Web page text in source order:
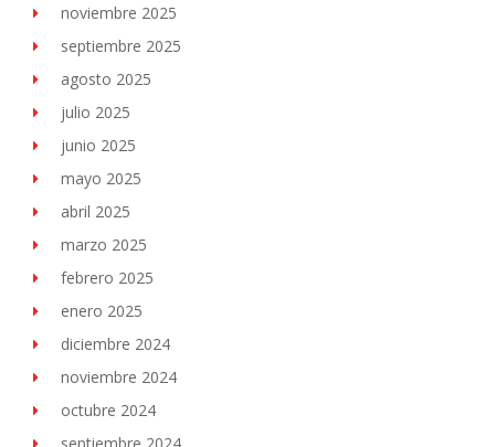
noviembre 2025
septiembre 2025
agosto 2025
julio 2025
junio 2025
mayo 2025
abril 2025
marzo 2025
febrero 2025
enero 2025
diciembre 2024
noviembre 2024
octubre 2024